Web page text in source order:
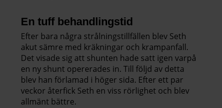
En tuff behandlingstid
Efter bara några strålningstillfällen blev Seth
akut sämre med kräkningar och krampanfall.
Det visade sig att shunten hade satt igen varpå
en ny shunt opererades in. Till följd av detta
blev han förlamad i höger sida. Efter ett par
veckor återfick Seth en viss rörlighet och blev
allmänt bättre.